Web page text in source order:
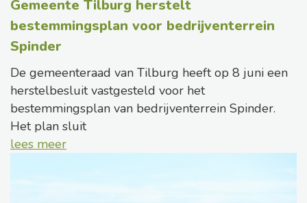
Gemeente Tilburg herstelt
bestemmingsplan voor bedrijventerrein
Spinder
De gemeenteraad van Tilburg heeft op 8 juni een
herstelbesluit vastgesteld voor het
bestemmingsplan van bedrijventerrein Spinder.
Het plan sluit
lees meer